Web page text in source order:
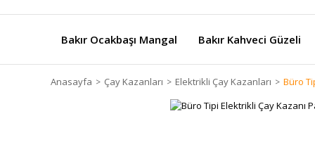
Bakır Ocakbaşı Mangal Bakır Kahveci Güzeli
Anasayfa Çay Kazanları Elektrikli Çay Kazanları Büro